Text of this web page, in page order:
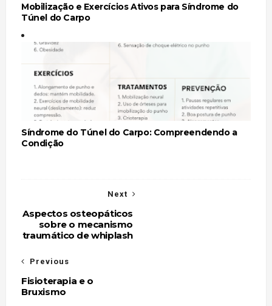
Mobilização e Exercícios Ativos para Síndrome do
Túnel do Carpo
Síndrome do Túnel do Carpo: Compreendendo a
Condição
Next
Aspectos osteopáticos
sobre o mecanismo
traumático de whiplash
Previous
Fisioterapia e o
Bruxismo